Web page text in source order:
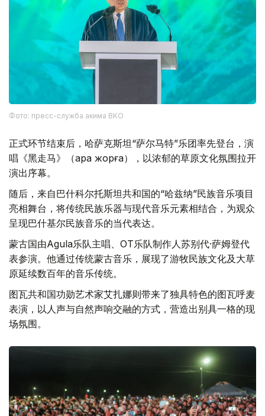
Фото: пресс-служба акима ВКО
正式环节结束后，哈萨克斯坦“萨尔马特”乐团率先登台，演
唱《黑走马》（Қара жорға），以浓郁的草原文化氛围拉开
演出序幕。
随后，来自巴什科尔托斯坦共和国的“哈兹纳”民族音乐项目
亮相舞台，将传统民族乐器与现代音乐元素相结合，为观众
呈现巴什基尔民族音乐的当代表达。
蒙古国由Agula乐队主唱、OT乐队制作人苏别代·萨姆登代
表参演。他通过传统蒙古音乐，展现了游牧民族文化及大草
原延续数百年的音乐传统。
图瓦共和国功勋艺术家艾扎娜则带来了独具特色的图瓦呼麦
表演，以人声与自然声响交融的方式，营造出别具一格的现
场氛围。